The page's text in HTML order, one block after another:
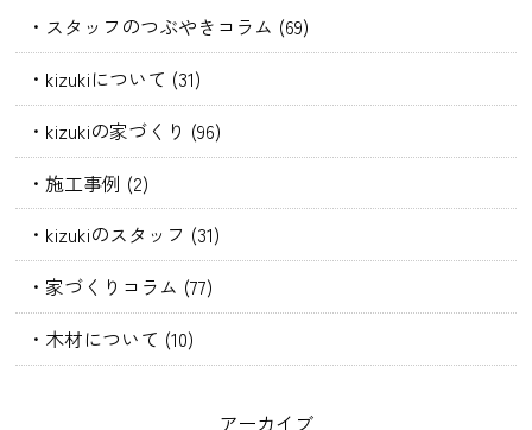
・スタッフのつぶやきコラム (69)
・kizukiについて (31)
・kizukiの家づくり (96)
・施工事例 (2)
・kizukiのスタッフ (31)
・家づくりコラム (77)
・木材について (10)
アーカイブ